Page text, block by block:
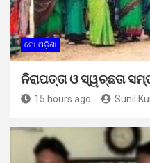
ମୋ ଓଡ଼ିଶା
ନିରାପତ୍ତା ଓ ସ୍ୱଚ୍ଛତା
15 hours ago Sunil